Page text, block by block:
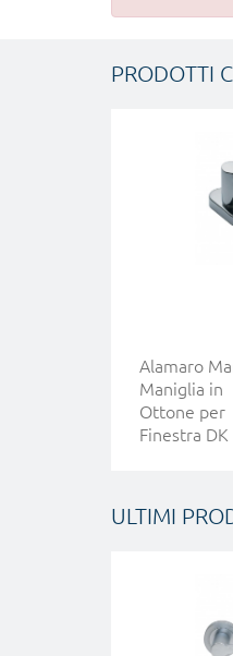
PRODOTTI
Alamaro
Maniglia in
Ottone per
Finestra DK
ULTIMI